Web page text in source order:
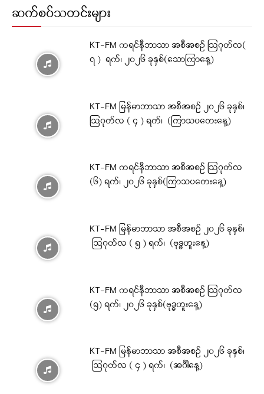
ဆက်စပ်သတင်းများ
KT-FM ကရင်နီဘာသာ အစီအစဉ် ဩဂုတ်လ(
၇ ) ရက်၊ ၂၀၂၆ ခုနှစ်(သောကြာနေ့)
KT-FM မြန်မာဘာသာ အစီအစဉ် ၂၀၂၆ ခုနှစ်၊
ဩဂုတ်လ ( ၄ ) ရက်၊ (ကြာသပတေးနေ့)
KT-FM ကရင်နီဘာသာ အစီအစဉ် ဩဂုတ်လ
(၆) ရက်၊ ၂၀၂၆ ခုနှစ်(ကြာသပတေးနေ့)
KT-FM မြန်မာဘာသာ အစီအစဉ် ၂၀၂၆ ခုနှစ်၊
ဩဂုတ်လ ( ၅ ) ရက်၊ (ဗုဒ္ဓဟူးနေ့)
KT-FM ကရင်နီဘာသာ အစီအစဉ် ဩဂုတ်လ
(၅) ရက်၊ ၂၀၂၆ ခုနှစ်(ဗုဒ္ဓဟူးနေ့)
KT-FM မြန်မာဘာသာ အစီအစဉ် ၂၀၂၆ ခုနှစ်၊
ဩဂုတ်လ ( ၄ ) ရက်၊ (အင်္ဂါနေ့)